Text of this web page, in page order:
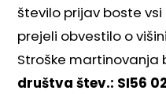
število prijav boste vsi
prejeli obvestilo o
Stroške martinovanja
društva štev.: SI56